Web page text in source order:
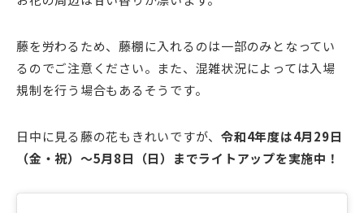
藤を労わるため、藤棚に入れるのは一部のみとなってい
るのでご注意ください。また、混雑状況によっては入場
規制を行う場合もあるそうです。
日中に見る藤の花もきれいですが、 令和4年度は4月29日
（金・祝）～5月8日（日）までライトアップを実施中！